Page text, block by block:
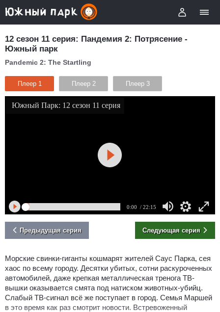
12 сезон 11 серия: Пандемия 2: Потрясение -
Южный парк
Pandemic 2: The Startling
Плеер 1 Плеер 2 Плеер 3
Южный Парк: 12 сезон 11 серия
0:00 / 22:15
Предыдущая серия Следующая серия
Морские свинки-гиганты кошмарят жителей Саус Парка, сея
хаос по всему городу. Десятки убитых, сотни раскуроченных
автомобилей, даже крепкая металлическая тренога ТВ-
вышки оказывается смята под натиском животных-убийц.
Слабый ТВ-сигнал всё же поступает в город. Семья Маршей
в это время как раз смотрит новости. Встревоженный